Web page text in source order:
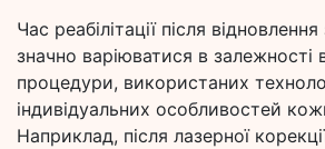
Час реабілітації після
значно варіюватися в залежності
процедури, використаних
індивідуальних особливостей
Наприклад, після лазерної